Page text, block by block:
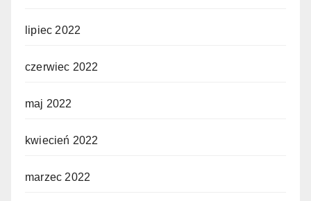
lipiec 2022
czerwiec 2022
maj 2022
kwiecień 2022
marzec 2022